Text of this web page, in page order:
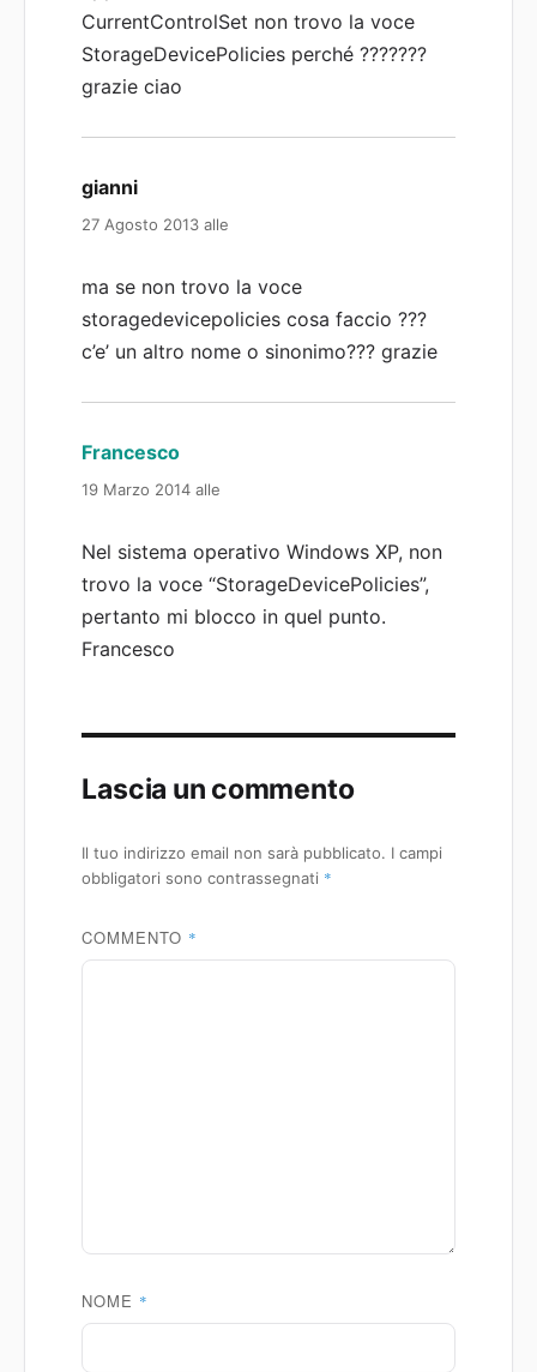
CurrentControlSet non trovo la voce
StorageDevicePolicies perché ???????
grazie ciao
gianni
detto:
27 Agosto 2013 alle
ma se non trovo la voce
storagedevicepolicies cosa faccio ???
c’e’ un altro nome o sinonimo??? grazie
Francesco
detto:
19 Marzo 2014 alle
Nel sistema operativo Windows XP, non
trovo la voce “StorageDevicePolicies”,
pertanto mi blocco in quel punto.
Francesco
Lascia un commento
Il tuo indirizzo email non sarà pubblicato. I campi
obbligatori sono contrassegnati *
COMMENTO *
NOME *